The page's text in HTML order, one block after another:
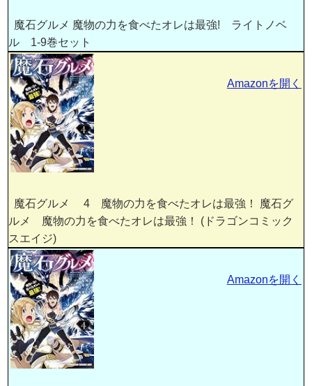
魔石グルメ 魔物の力を食べたオレは最強! ライトノベ
ル 1-9巻セット
魔石グルメ 4 魔物の力を食べたオレは最強！ 魔石グ
ルメ 魔物の力を食べたオレは最強！ (ドラゴンコミック
スエイジ)
Amazonを開く
Amazonを開く